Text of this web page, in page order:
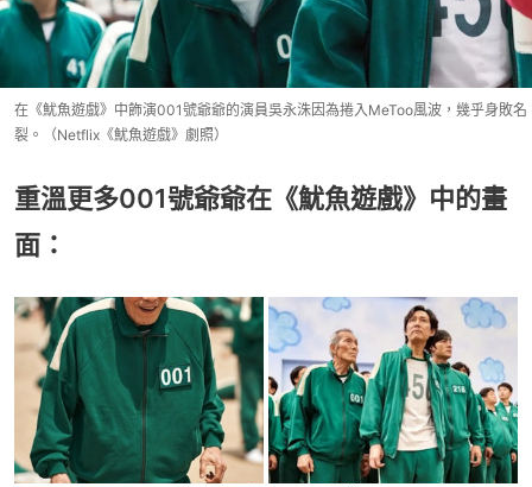
在《魷魚遊戲》中飾演001號爺爺的演員吳永洙因為捲入MeToo風波，幾乎身敗名
裂。（Netflix《魷魚遊戲》劇照）
重溫更多001號爺爺在《魷魚遊戲》中的畫
面：